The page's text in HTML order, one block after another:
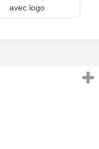
avec logo